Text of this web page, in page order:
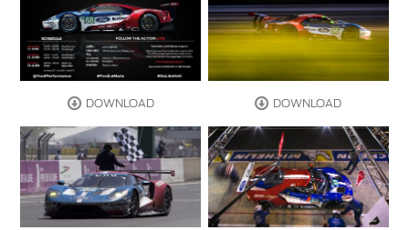
DOWNLOAD DOWNLOAD